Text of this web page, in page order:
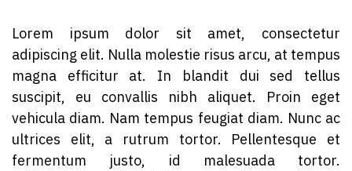
Lorem ipsum dolor sit amet, consectetur
adipiscing elit. Nulla molestie risus arcu, at tempus
magna efficitur at. In blandit dui sed tellus
suscipit, eu convallis nibh aliquet. Proin eget
vehicula diam. Nam tempus feugiat diam. Nunc ac
ultrices elit, a rutrum tortor. Pellentesque et
fermentum justo, id malesuada tortor.